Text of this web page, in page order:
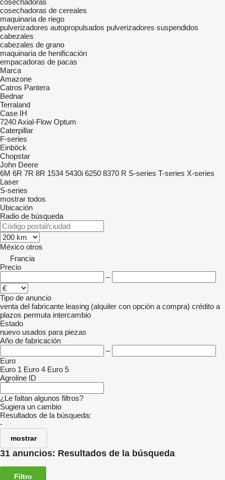
cosechadoras
cosechadoras de cereales
maquinaria de riego
pulverizadores autopropulsados pulverizadores suspendidos
cabezales
cabezales de grano
maquinaria de henificación
empacadoras de pacas
Marca
Amazone
Catros Pantera
Bednar
Terraland
Case IH
7240Axial-Flow Optum
Caterpillar
F-series
Einböck
Chopstar
John Deere
6M 6R 7R 8R 1534 5430i 6250 8370 R S-series T-series X-series
Laser
S-series
mostrar todos
Ubicación
Radio de búsqueda
México otros
Francia
Precio
–
Tipo de anuncio
venta del fabricante leasing (alquiler con opción a compra) crédito a
plazos permuta intercambio
Estado
nuevo usados para piezas
Año de fabricación
–
Euro
Euro 1 Euro 4 Euro 5
Agroline ID
¿Le faltan algunos filtros?
Sugiera un cambio
Resultados de la búsqueda:
-
mostrar
31 anuncios: Resultados de la búsqueda
Filtro